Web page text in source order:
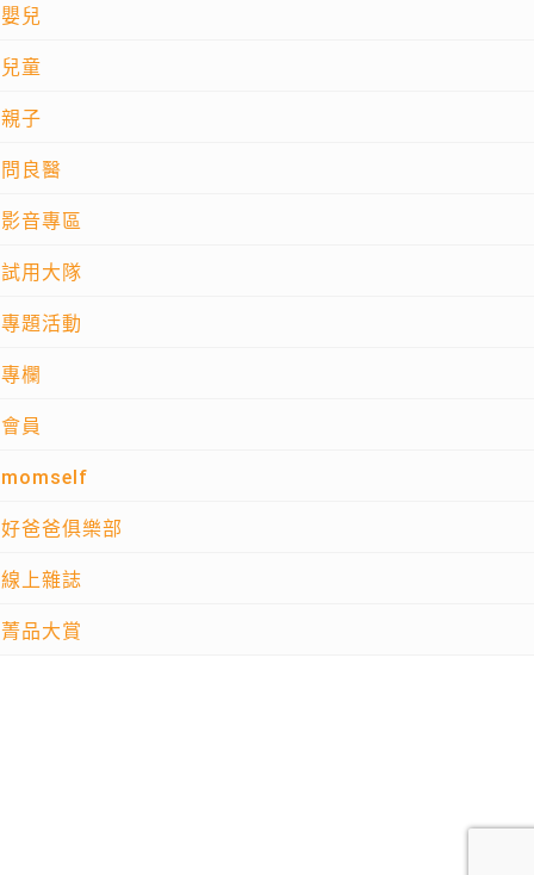
嬰兒
兒童
親子
問良醫
影音專區
試用大隊
專題活動
專欄
會員
momself
好爸爸俱樂部
線上雜誌
菁品大賞